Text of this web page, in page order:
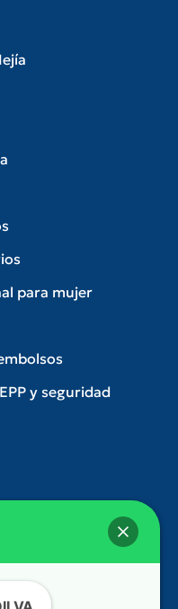
para mujer
y seguridad
Mejia – Buenos